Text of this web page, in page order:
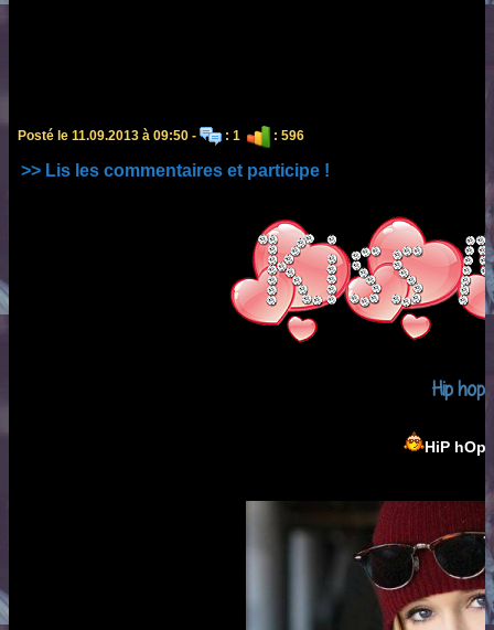
Posté le 11.09.2013 à 09:50 - : 1 : 596
>> Lis les commentaires et participe !
Hip hop
HiP hOp